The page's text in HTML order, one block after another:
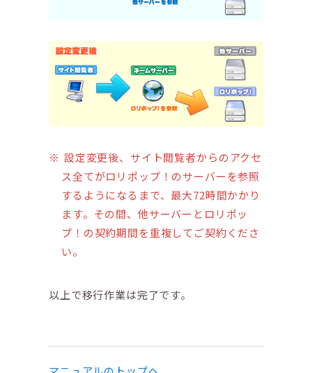
設定変更後、サイト閲覧者からのアクセ
ス全てがロリポップ！のサーバーを参照
するようになるまで、最大72時間かかり
ます。その間、他サーバーとロリポッ
プ！の契約期間を重複してご契約くださ
い。
以上で移行作業は完了です。